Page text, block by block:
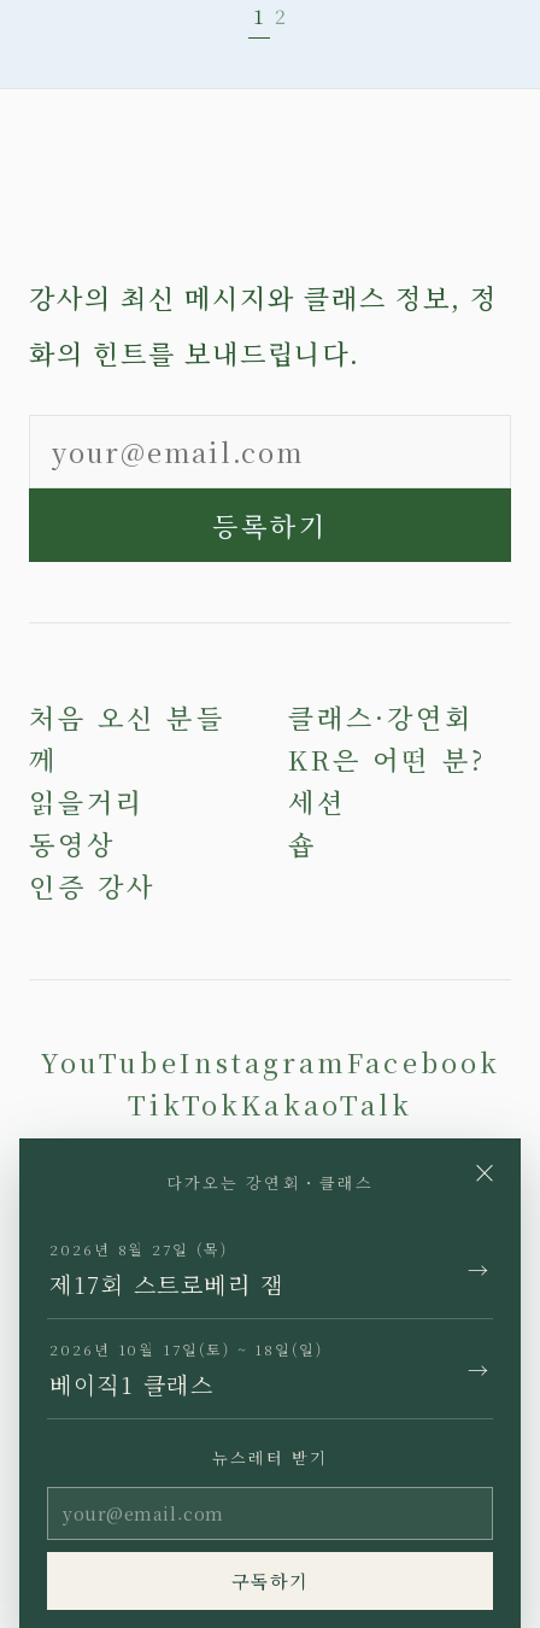
1 2
강사의 최신 메시지와 클래스 정보, 정
화의 힌트를 보내드립니다.
등록하기
처음 오신 분들
께
읽을거리
동영상
인증 강사
클래스·강연회
KR은 어떤 분?
세션
숍
YouTubeInstagramFacebook
TikTokKakaoTalk
JP EN KR
이용약관
Copyright (C) Ho’oponopono
Asia All rights reserved.
×
다가오는 강연회・클래스
2026년 8월 27일 (목)
제17회 스트로베리 잼 →
2026년 10월 17일(토) ~ 18일(일)
베이직1 클래스 →
뉴스레터 받기
구독하기